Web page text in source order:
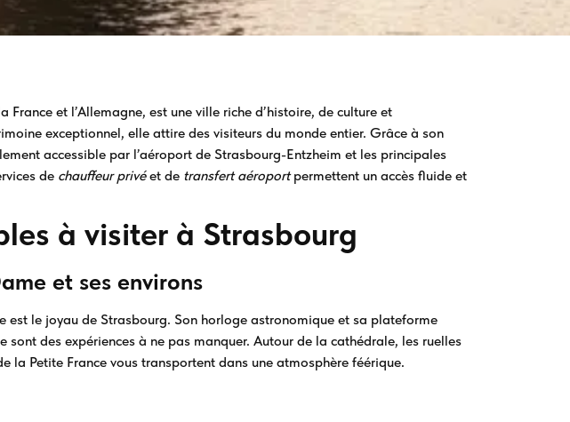
et l’Allemagne, est une ville riche d’histoire, de culture et
exceptionnel, elle attire des visiteurs du monde entier. Grâce à son
accessible par l’aéroport de Strasbourg-Entzheim et les principales
de chauffeur privéet de transfert aéroportpermettent un accès fluide et
à visiter à Strasbourg
et ses environs
est le joyau de Strasbourg. Son horloge astronomique et sa plateforme
sont des expériences à ne pas manquer. Autour de la cathédrale, les ruelles
la Petite France vous transportent dans une atmosphère féérique.